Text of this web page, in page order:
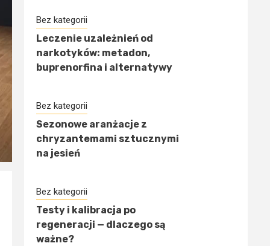
Bez kategorii
Leczenie uzależnień od
narkotyków: metadon,
buprenorfina i alternatywy
Bez kategorii
Sezonowe aranżacje z
chryzantemami sztucznymi
na jesień
Bez kategorii
Testy i kalibracja po
regeneracji — dlaczego są
ważne?